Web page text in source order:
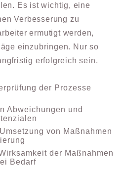
Es ist wichtig, eine
Verbesserung zu
ermutigt werden,
einzubringen. Nur so
erfolgreich sein.
der Prozesse
Abweichungen und
von Maßnahmen
der Maßnahmen
Bedarf